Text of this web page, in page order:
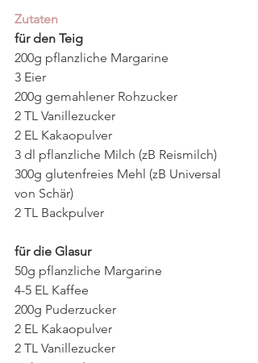
Zutaten
für den Teig
200g pflanzliche Margarine
3 Eier
200g gemahlener Rohzucker
2 TL Vanillezucker
2 EL Kakaopulver
3 dl pflanzliche Milch (zB Reismilch)
300g glutenfreies Mehl (zB Universal
von Schär)
2 TL Backpulver
für die Glasur
50g pflanzliche Margarine
4-5 EL Kaffee
200g Puderzucker
2 EL Kakaopulver
2 TL Vanillezucker